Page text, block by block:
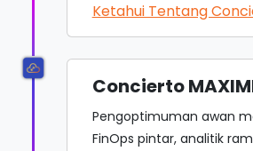
Ketahui Tentang
Concierto
Pengoptimuman awan
FinOps pintar, analitik